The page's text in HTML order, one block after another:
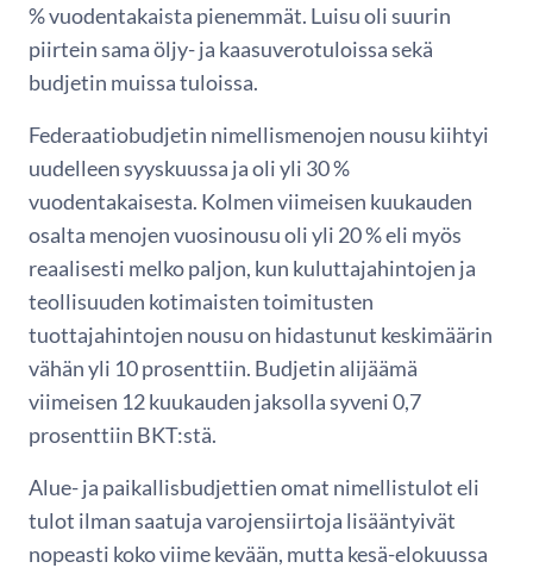
% vuodentakaista pienemmät. Luisu oli suurin
piirtein sama öljy- ja kaasuverotuloissa sekä
budjetin muissa tuloissa.
Federaatiobudjetin nimellismenojen nousu kiihtyi
uudelleen syyskuussa ja oli yli 30 %
vuodentakaisesta. Kolmen viimeisen kuukauden
osalta menojen vuosinousu oli yli 20 % eli myös
reaalisesti melko paljon, kun kuluttajahintojen ja
teollisuuden kotimaisten toimitusten
tuottajahintojen nousu on hidastunut keskimäärin
vähän yli 10 prosenttiin. Budjetin alijäämä
viimeisen 12 kuukauden jaksolla syveni 0,7
prosenttiin BKT:stä.
Alue- ja paikallisbudjettien omat nimellistulot eli
tulot ilman saatuja varojensiirtoja lisääntyivät
nopeasti koko viime kevään, mutta kesä-elokuussa